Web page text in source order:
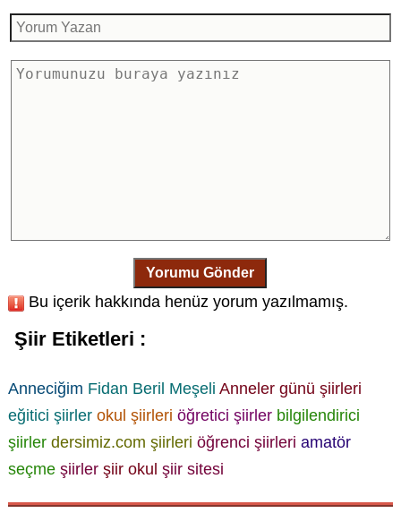
Yorumu Gönder
Bu içerik hakkında henüz yorum yazılmamış.
Şiir Etiketleri :
Anneciğim Fidan Beril Meşeli Anneler günü şiirleri
eğitici şiirler okul şiirleri öğretici şiirler bilgilendirici
şiirler dersimiz.com şiirleri öğrenci şiirleri amatör
seçme şiirler şiir okul şiir sitesi